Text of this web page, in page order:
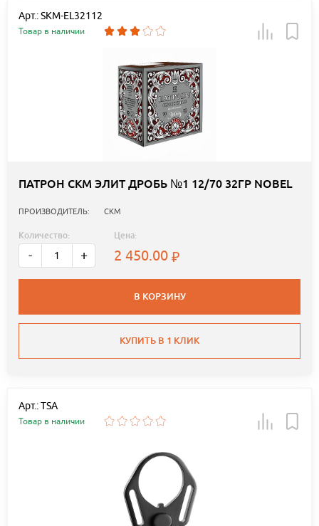
Арт.: SKM-EL32112
Товар в наличии
ПАТРОН СКМ ЭЛИТ ДРОБЬ №1 12/70 32ГР NOBEL
ПРОИЗВОДИТЕЛЬ: СКМ
Количество:
- +
Цена:
2 450.00
В КОРЗИНУ
КУПИТЬ В 1 КЛИК
Арт.: TSA
Товар в наличии